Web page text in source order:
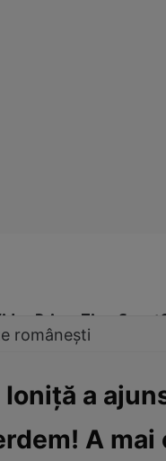
Prime Time Sport
Interviurile Click!
românești
Ioniță a
A